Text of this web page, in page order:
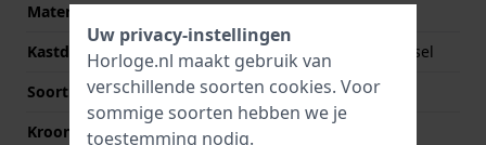
Materiaal kastdeksel
Kastdeksel
Geschroefde achterdeksel
Soort glas
Mineraal
Kroon
Geschroefde kroon
Uw privacy-instellingen
Horloge.nl maakt gebruik van
verschillende soorten cookies. Voor
sommige soorten hebben we je
toestemming nodig.